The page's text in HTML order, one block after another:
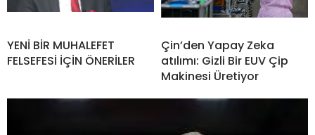
YENİ BİR MUHALEFET
FELSEFESİ İÇİN ÖNERİLER
Çin’den Yapay Zeka
atılımı: Gizli Bir EUV Çip
Makinesi Üretiyor